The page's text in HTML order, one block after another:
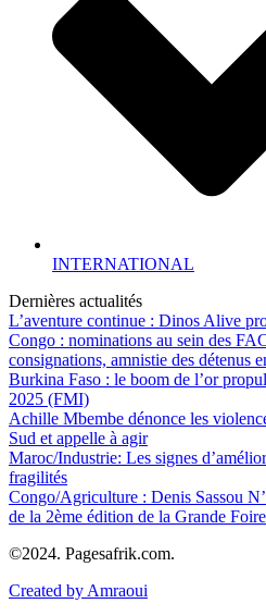
INTERNATIONAL
Dernières actualités
L’aventure continue : Dinos Alive
Congo : nominations au sein des
consignations, amnistie des détenus
Burkina Faso : le boom de l’or
2025 (FMI)
Achille Mbembe dénonce les
Sud et appelle à agir
Maroc/Industrie: Les signes
fragilités
Congo/Agriculture : Denis Sassou
de la 2ème édition de la Grande
©2024. Pagesafrik.com.
Created by Amraoui